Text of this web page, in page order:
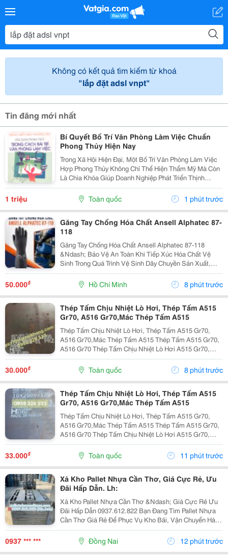
Không có kết quả tìm kiếm từ khoá
"lắp đặt adsl vnpt"
Tin đăng mới nhất
Bí Quyết Bố Trí Văn Phòng Làm Việc Chuẩn
Phong Thủy Hiện Nay
Trong Xã Hội Hiện Đại, Một Bố Trí Văn Phòng Làm Việc
Hợp Phong Thủy Không Chỉ Thể Hiện Thẩm Mỹ Mà Còn
Là Chìa Khóa Giúp Doanh Nghiệp Phát Triển Thịnh
Vượng. Văn Phòng Là Nơi Hội Tụ Năng Lượng Của Con
Người, Tài Vận Và Trí Tuệ. Nếu Dòng Khí Trong...
1 triệu Toàn quốc 1 phút trước
Găng Tay Chống Hóa Chất Ansell Alphatec 87-
118
Găng Tay Chống Hóa Chất Ansell Alphatec 87-118
&Ndash; Bảo Vệ An Toàn Khi Tiếp Xúc Hóa Chất Vệ
Sinh Trong Quá Trình Vệ Sinh Dây Chuyền Sản Xuất,
Nhà Máy Và Khu Công Nghiệp, Người Lao Động
Thường Xuyên Tiếp Xúc Với Hóa Chất Tẩy Rửa, Dung
Dịch Khử...
50.000₫ Hồ Chí Minh 8 phút trước
Thép Tấm Chịu Nhiệt Lò Hơi, Thép Tấm A515
Gr70, A516 Gr70,Mác Thép Tấm A515
Thép Tấm Chịu Nhiệt Lò Hơi, Thép Tấm A515 Gr70,
A516 Gr70,Mác Thép Tấm A515 Thép Tấm A515 Gr70,
A516 Gr70 Thép Tấm Chịu Nhiệt Lò Hơi A515 Gr70,
A516 Gr70,20Mm,25Mm Thép Tấm Lò Hơi A515 Gr70
Là Loại Thép Hợp Kim Carbon-Silicon Chất Lượng
30.000₫ Toàn quốc 8 phút trước
Thép Tấm Chịu Nhiệt Lò Hơi, Thép Tấm A515
Gr70, A516 Gr70,Mác Thép Tấm A515
Thép Tấm Chịu Nhiệt Lò Hơi, Thép Tấm A515 Gr70,
A516 Gr70,Mác Thép Tấm A515 Thép Tấm A515 Gr70,
A516 Gr70 Thép Tấm Chịu Nhiệt Lò Hơi A515 Gr70,
A516 Gr70,20Mm,25Mm Thép Tấm Lò Hơi A515 Gr70
Là Loại Thép Hợp Kim Carbon-Silicon Chất Lượng
33.000₫ Toàn quốc 11 phút trước
Xả Kho Pallet Nhựa Cần Thơ, Giá Cực Rẻ, Ưu
Đãi Hấp Dẫn. Lh:
Xả Kho Pallet Nhựa Cần Thơ &Ndash; Giá Cực Rẻ Ưu
Đãi Hấp Dẫn 0937.612.822 Bạn Đang Tìm Pallet Nhựa
Cần Thơ Giá Rẻ Để Phục Vụ Kho Bãi, Vận Chuyển Hàng
Hóa Hay Xuất Khẩu? Đây Chính Là Cơ Hội Không Nên
Bỏ Lỡ! ✅ Vì Sao Nên Chọn Pallet Nhựa Xả Kho? ...
0937 *** *** Đồng Nai 12 phút trước